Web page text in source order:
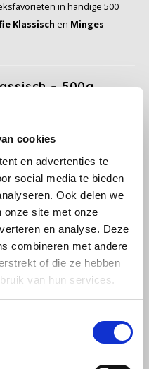
cookies
en advertenties te
social media te bieden
Ook delen we
onze site met onze
en analyse. Deze
combineren met andere
of die ze hebben
van hun services.
in handige 500
Klassisch en Minges
– 500g
elke dag
gemaakt van
bonen. De langzame
smaak zonder bitterheid.
aromatische koffie met een
pour-over en